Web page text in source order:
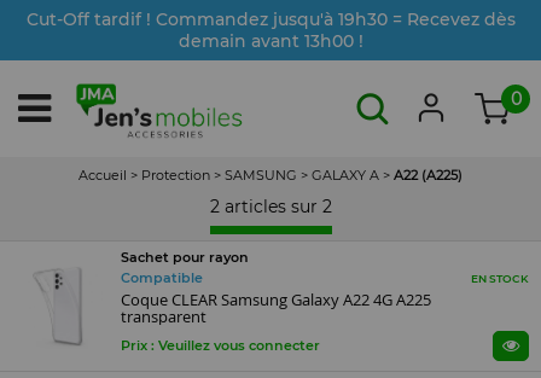
Cut-Off tardif ! Commandez jusqu'à 19h30 = Recevez dès
demain avant 13h00 !
0
Accueil > Protection > SAMSUNG > GALAXY A > A22 (A225)
2 articles sur 2
Sachet pour rayon
Compatible
EN STOCK
Coque CLEAR Samsung Galaxy A22 4G A225
transparent
Prix : Veuillez vous connecter